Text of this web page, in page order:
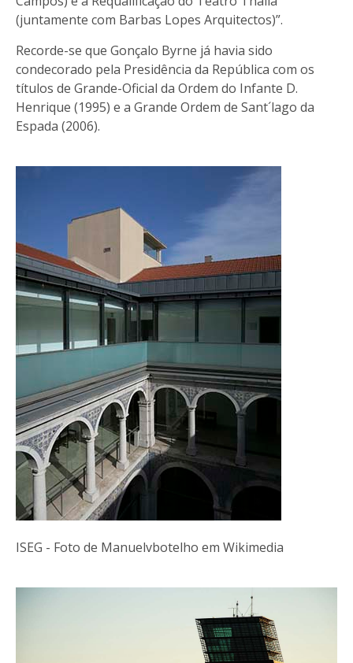
(juntamente com Barbas Lopes Arquitectos)”.
Recorde-se que Gonçalo Byrne já havia sido
condecorado pela Presidência da República com os
títulos de Grande-Oficial da Ordem do Infante D.
Henrique (1995) e a Grande Ordem de Sant´lago da
Espada (2006).
ISEG - Foto de Manuelvbotelho em Wikimedia